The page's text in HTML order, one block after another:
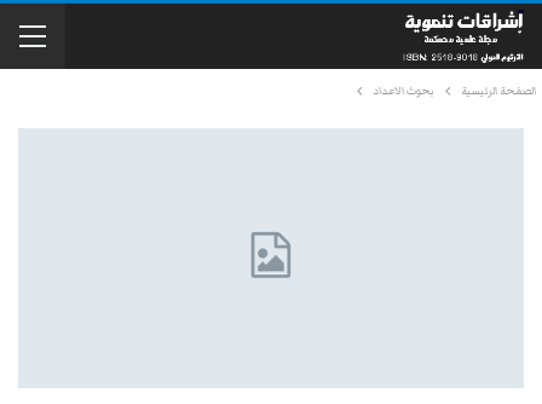
الصفحة الرئيسية بحوث الاعداد